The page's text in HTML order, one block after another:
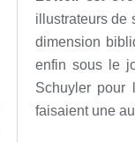
illustrateurs de
dimension
enfin sous le
Schuyler pour
faisaient une